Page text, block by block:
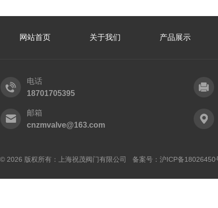
网站首页 关于我们 产品展示
电话
18701705395
邮箱
cnzmvalve@163.com
© 2026 版权所有：上海祝茂阀门有限公司 备案号： 沪ICP备18026450